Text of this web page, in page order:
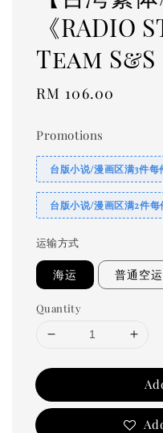
《RADIO
Team S&S
Regular
RM 106.00
Promotions
台版小说/漫画区满3件
台版小说/漫画区满2件
运输方式
海运 普通空运
Quantity